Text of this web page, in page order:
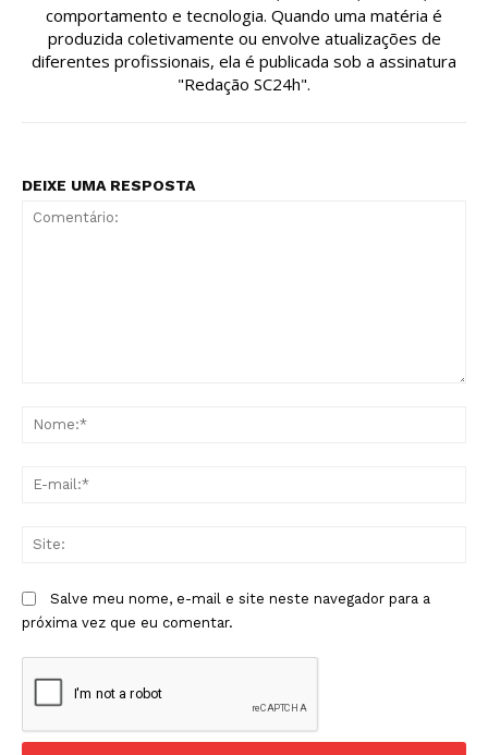
comportamento e tecnologia. Quando uma matéria é
produzida coletivamente ou envolve atualizações de
diferentes profissionais, ela é publicada sob a assinatura
"Redação SC24h".
DEIXE UMA RESPOSTA
Salve meu nome, e-mail e site neste navegador para a
próxima vez que eu comentar.